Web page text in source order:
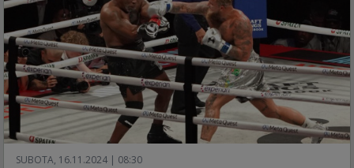
SUBOTA, 16.11.2024 | 08:30